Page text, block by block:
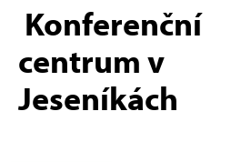
Konferenční
centrum v
Jeseníkách